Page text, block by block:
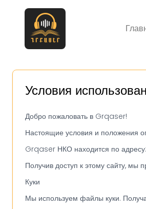
Условия
Добро пожаловать в Grqaser!
Настоящие условия и положения
Grqaser НКО находится по
Получив доступ к этому сайту,
Куки
Мы используем файлы куки.